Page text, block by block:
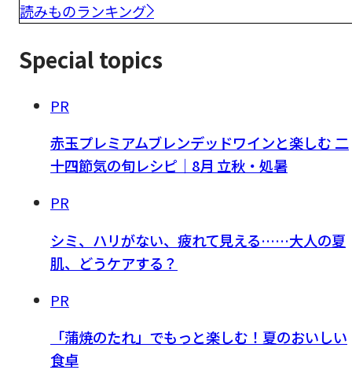
読みものランキング
Special topics
PR
赤玉プレミアムブレンデッドワインと楽しむ 二
十四節気の旬レシピ｜8月 立秋・処暑
PR
シミ、ハリがない、疲れて見える……大人の夏
肌、どうケアする？
PR
「蒲焼のたれ」でもっと楽しむ！夏のおいしい
食卓